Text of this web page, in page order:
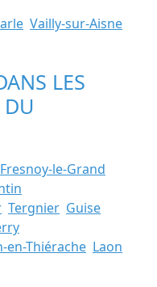
Vailly-sur-Aisne
LES
DU
Fresnoy-le-Grand
Tergnier Guise
en-Thiérache Laon